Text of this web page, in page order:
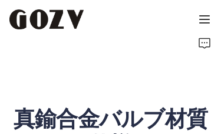
真鍮合金バルブ材質
製品